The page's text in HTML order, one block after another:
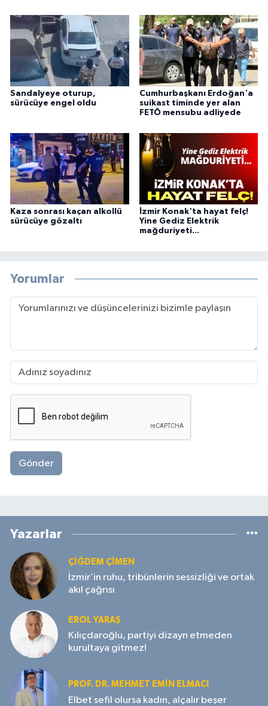
Sandalyeye oturup,
sürücüye engel oldu
Cumhurbaşkanı Erdoğan'a
suikast timinde yer alan
FETÖ mensubu adliyede
Kaza sonrası kaçan alkollü
sürücüye gözaltı
İzmir Konak'ta hayat felç!
Yine Gediz Elektrik
mağduriyeti...
Yorumlar
Gönder
Yazarlar
ÇIĞDEM ÇIMEN
İzmir’in ruhu, tribünlerin sessizliği ve ortak
akıl çağrısı
EROL YARAŞ
Kılıçdaroğlu, partiyi dizayn etmeden
kurultaya gitmez!
PROF. DR. MEHMET EMIN ELMACI
Elbet sefil olursa kadın, alçalır beşer